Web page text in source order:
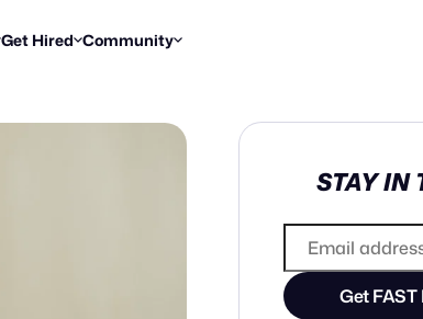
Get Hired
Find briefs & roles to pitch
Community
Enter a brief, win cash prizes
STAY IN
Get